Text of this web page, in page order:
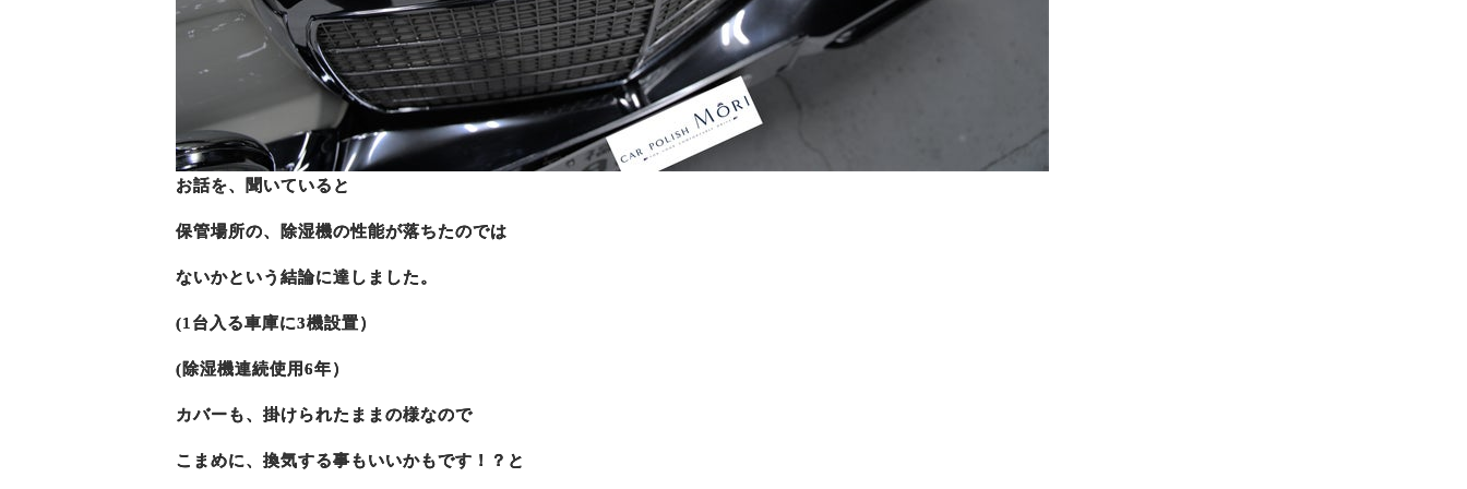
お話を、聞いていると
保管場所の、除湿機の性能が落ちたのでは
ないかという結論に達しました。
(1台入る車庫に3機設置）
(除湿機連続使用6年）
カバーも、掛けられたままの様なので
こまめに、換気する事もいいかもです！？と